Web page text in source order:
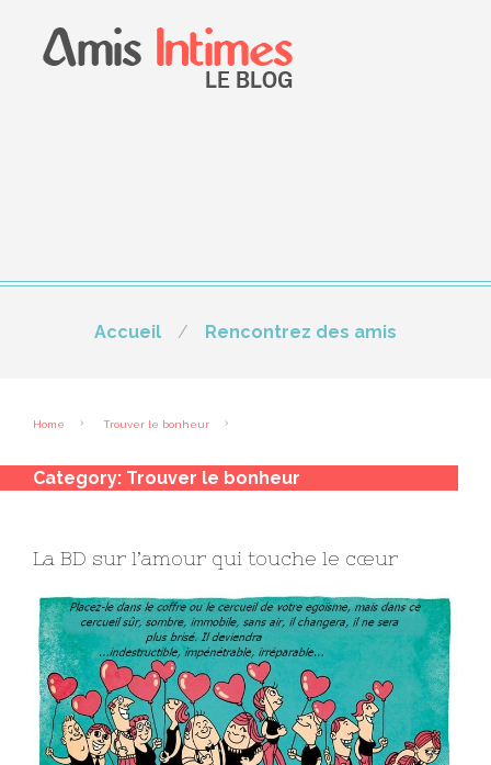
Accueil Rencontrez des amis
Home Trouver le bonheur
Category: Trouver le bonheur
La BD sur l’amour qui touche le cœur